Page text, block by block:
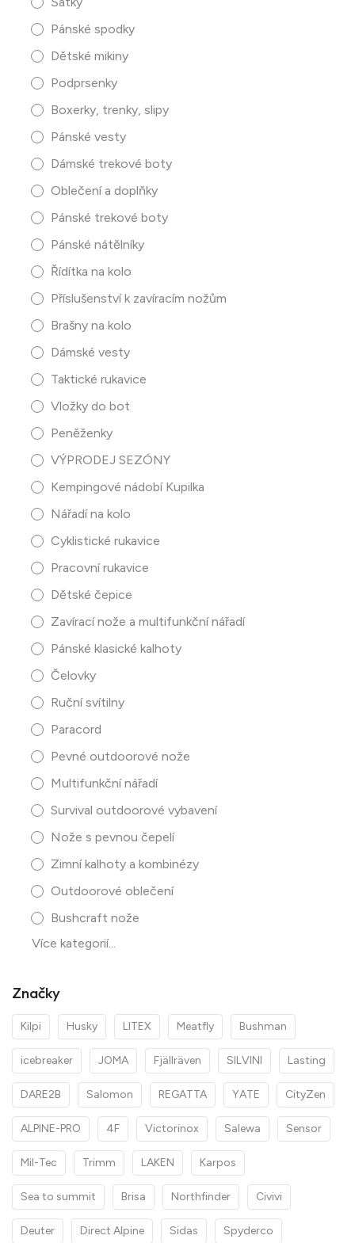
Pánské spodky
Dětské mikiny
Podprsenky
Boxerky, trenky, slipy
Pánské vesty
Dámské trekové boty
Oblečení a doplňky
Pánské trekové boty
Pánské nátělníky
Řídítka na kolo
Příslušenství k zavíracím nožům
Brašny na kolo
Dámské vesty
Taktické rukavice
Vložky do bot
Peněženky
VÝPRODEJ SEZÓNY
Kempingové nádobí Kupilka
Nářadí na kolo
Cyklistické rukavice
Pracovní rukavice
Dětské čepice
Zavírací nože a multifunkční nářadí
Pánské klasické kalhoty
Čelovky
Ruční svítilny
Paracord
Pevné outdoorové nože
Multifunkční nářadí
Survival outdoorové vybavení
Nože s pevnou čepelí
Zimní kalhoty a kombinézy
Outdoorové oblečení
Bushcraft nože
Více kategorií...
Značky
Kilpi Husky LITEX Meatfly Bushman
icebreaker JOMA Fjällräven SILVINI Lasting
DARE2B Salomon REGATTA YATE CityZen
ALPINE-PRO 4F Victorinox Salewa Sensor
Mil-Tec Trimm LAKEN Karpos
Sea to summit Brisa Northfinder Civivi
Deuter Direct Alpine Sidas Spyderco